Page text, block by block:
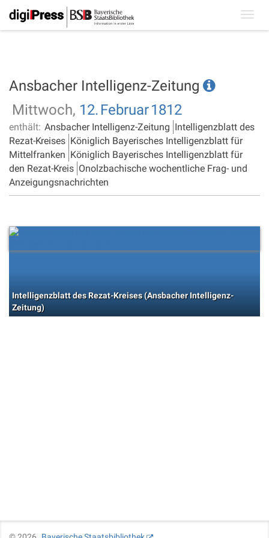
Ansbacher Intelligenz-Zeitung
Mittwoch, 12. Februar1812
enthält: Ansbacher Intelligenz-Zeitung Intelligenzblatt des
Rezat-Kreises Königlich Bayerisches Intelligenzblatt für
Mittelfranken Königlich Bayerisches Intelligenzblatt für
den Rezat-Kreis Onolzbachische wochentliche Frag- und
Anzeigungsnachrichten
Intelligenzblatt des Rezat-Kreises (Ansbacher Intelligenz-
Zeitung)